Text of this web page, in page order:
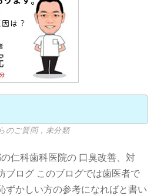
のご質問, 未分類
仁科歯科医院の 口臭改善、対
ログ このブログでは歯医者で
ずかしい方の参考になればと書い